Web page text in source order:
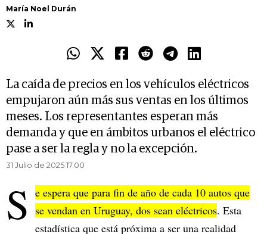
María Noel Durán
La caída de precios en los vehículos eléctricos
empujaron aún más sus ventas en los últimos
meses. Los representantes esperan más
demanda y que en ámbitos urbanos el eléctrico
pase a ser la regla y no la excepción.
31 Julio de 2025 17.00
S e espera que para fin de año de cada 10 autos que
se vendan en Uruguay, dos sean eléctricos. Esta
estadística que está próxima a ser una realidad